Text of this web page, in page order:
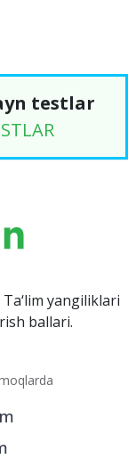
testlar
yangiliklari
ballari.